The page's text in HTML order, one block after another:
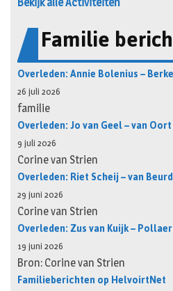
Familie
Overleden: Annie Bolenius –
26 juli 2026
familie
Overleden: Jo van Geel – van Oort
9 juli 2026
Corine van Strien
Overleden: Riet Scheij – van
29 juni 2026
Corine van Strien
Overleden: Zus van Kuijk –
19 juni 2026
Bron: Corine van Strien
Familieberichten op HelvoirtNet